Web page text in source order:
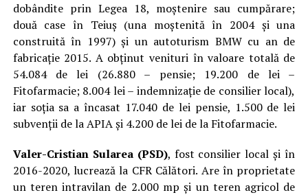
dobândite prin Legea 18, moștenire sau cumpărare;
două case în Teiuș (una moștenită în 2004 și una
construită în 1997) și un autoturism BMW cu an de
fabricație 2015. A obținut venituri în valoare totală de
54.084 de lei (26.880 – pensie; 19.200 de lei –
Fitofarmacie; 8.004 lei – indemnizație de consilier local),
iar soția sa a încasat 17.040 de lei pensie, 1.500 de lei
subvenții de la APIA și 4.200 de lei de la Fitofarmacie.
Valer-Cristian Sularea (PSD), fost consilier local și în
2016-2020, lucrează la CFR Călători. Are în proprietate
un teren intravilan de 2.000 mp și un teren agricol de